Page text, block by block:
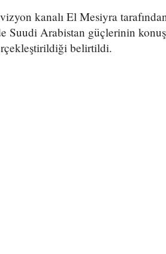
kanalı El Mesiyra
Suudi Arabistan güçlerinin
belirtildi.